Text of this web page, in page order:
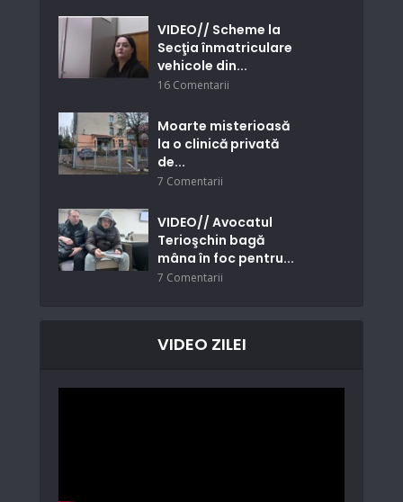
VIDEO// Scheme la
Secţia înmatriculare
vehicole din...
16 Comentarii
Moarte misterioasă
la o clinică privată
de...
7 Comentarii
VIDEO// Avocatul
Terioşchin bagă
mâna în foc pentru...
7 Comentarii
VIDEO ZILEI